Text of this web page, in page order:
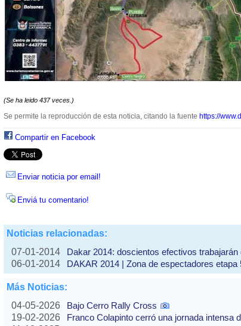
(Se ha leido 437 veces.)
Se permite la reproducción de esta noticia, citando la fuente https://
Compartir en Facebook
Enviar noticia por email!
Enviá tu comentario!
Noticias relacionadas:
07-01-2014
Dakar 2014: doscientos efectivos
06-01-2014
DAKAR 2014 | Zona de espectadores
Más Noticias:
04-05-2026
Bajo Cerro Rally Cross
19-02-2026
Franco Colapinto cerró una jornada intensa